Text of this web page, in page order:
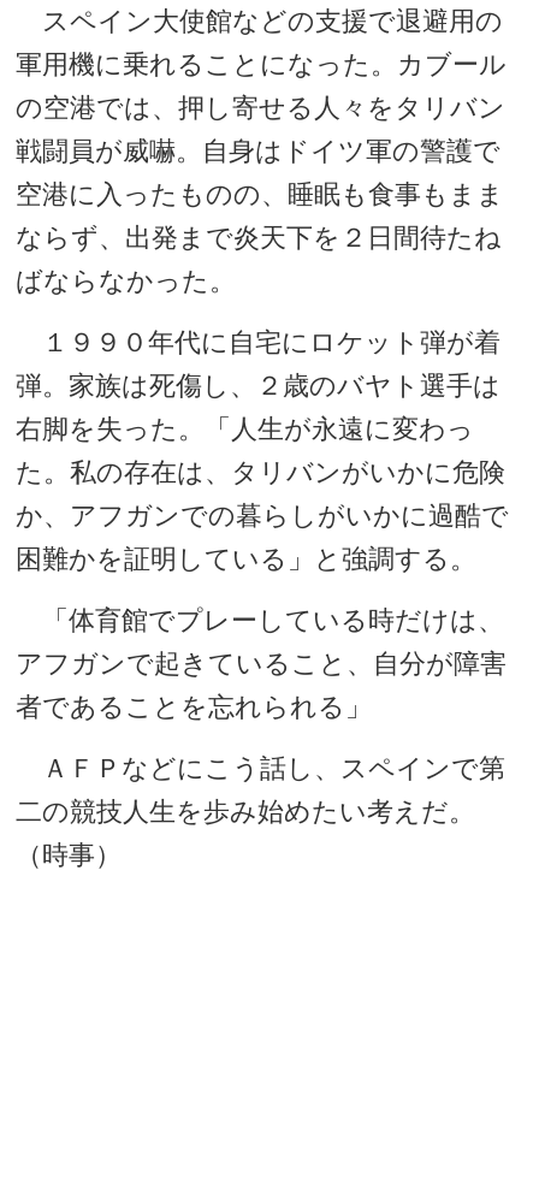
スペイン大使館などの支援で退避用の
軍用機に乗れることになった。カブール
の空港では、押し寄せる人々をタリバン
戦闘員が威嚇。自身はドイツ軍の警護で
空港に入ったものの、睡眠も食事もまま
ならず、出発まで炎天下を２日間待たね
ばならなかった。
１９９０年代に自宅にロケット弾が着
弾。家族は死傷し、２歳のバヤト選手は
右脚を失った。「人生が永遠に変わっ
た。私の存在は、タリバンがいかに危険
か、アフガンでの暮らしがいかに過酷で
困難かを証明している」と強調する。
「体育館でプレーしている時だけは、
アフガンで起きていること、自分が障害
者であることを忘れられる」
ＡＦＰなどにこう話し、スペインで第
二の競技人生を歩み始めたい考えだ。
（時事）